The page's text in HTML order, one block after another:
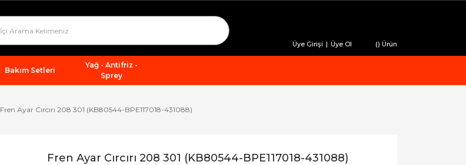
Üye Girişi | Üye Ol () Ürün
Bakım Setleri
Yağ - Antifriz -
Sprey
Fren Ayar Cırcırı 208 301 (KB80544-BPE117018-431088)
Fren Ayar Cırcırı 208 301 (KB80544-BPE117018-431088)